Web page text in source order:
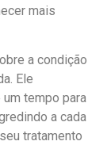
mais
a condição
Ele
tempo para
a cada
tratamento